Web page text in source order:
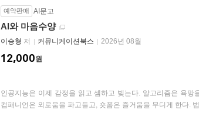
예약판매 AI문고
AI와 마음수양
이승형 저 커뮤니케이션북스 2026년 08월
12,000원
인공지능은 이제 감정을 읽고 셈하고 빚는다. 알고리즘은 욕
컴패니언은 외로움을 파고들고, 숏폼은 즐거움을 무디게 한다.